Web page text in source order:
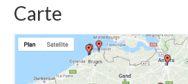
Carte